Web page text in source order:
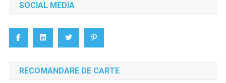
SOCIAL MEDIA
RECOMANDARE DE CARTE